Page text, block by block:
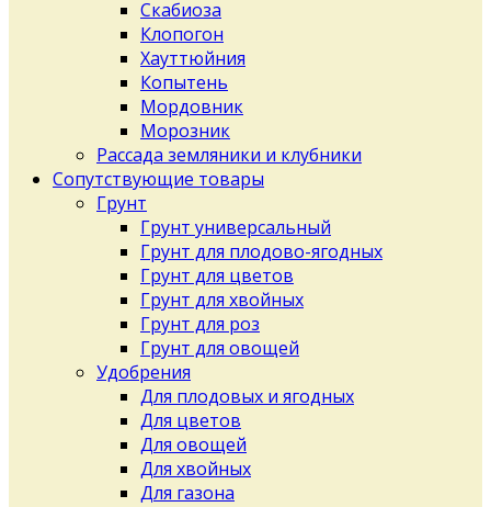
Скабиоза
Клопогон
Хауттюйния
Копытень
Мордовник
Морозник
Рассада земляники и клубники
Сопутствующие товары
Грунт
Грунт универсальный
Грунт для плодово-ягодных
Грунт для цветов
Грунт для хвойных
Грунт для роз
Грунт для овощей
Удобрения
Для плодовых и ягодных
Для цветов
Для овощей
Для хвойных
Для газона